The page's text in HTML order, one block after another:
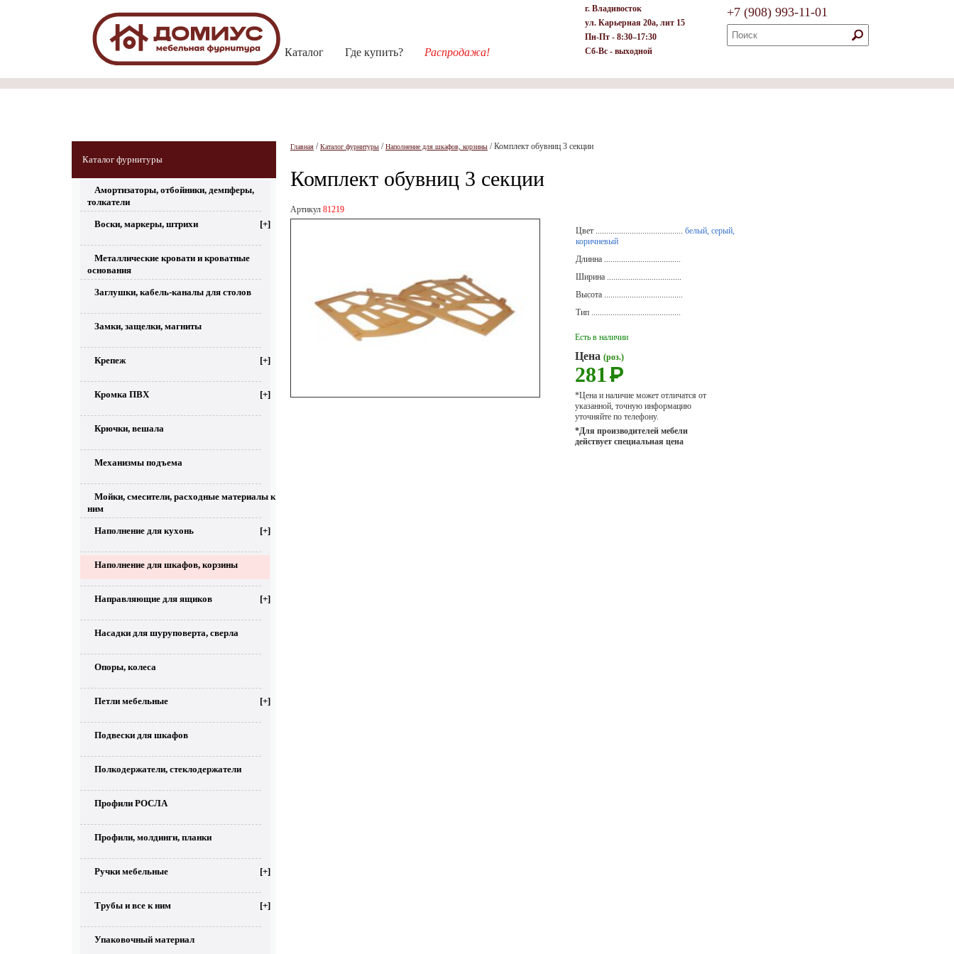
Каталог Где купить? Распродажа!
г. Владивосток
ул. Карьерная 20а, лит 15
Пн-Пт - 8:30–17:30
Сб-Вс - выходной
+7 (908) 993-11-01
Каталог фурнитуры
Амортизаторы, отбойники, демпферы,
толкатели
Воски, маркеры, штрихи [+]
Металлические кровати и кроватные
основания
Заглушки, кабель-каналы для столов
Замки, защелки, магниты
Крепеж [+]
Кромка ПВХ [+]
Крючки, вешала
Механизмы подъема
Мойки, смесители, расходные материалы к
ним
Наполнение для кухонь [+]
Наполнение для шкафов, корзины
Направляющие для ящиков [+]
Насадки для шуруповерта, сверла
Опоры, колеса
Петли мебельные [+]
Подвески для шкафов
Полкодержатели, стеклодержатели
Профили РОСЛА
Профили, молдинги, планки
Ручки мебельные [+]
Трубы и все к ним [+]
Упаковочный материал
Главная /Каталог фурнитуры /Наполнение для шкафов, корзины /Комплект обувниц 3 секции
Комплект обувниц 3 секции
Артикул 81219
Цвет ......................................... белый, серый,
коричневый
Длинна ....................................
Ширина ...................................
Высота .....................................
Тип ..........................................
Есть в наличии
Цена (роз.)
281Р
*Цена и наличие может отличатся от
указанной, точную информацию
уточняйте по телефону.
*Для производителей мебели
действует специальная цена